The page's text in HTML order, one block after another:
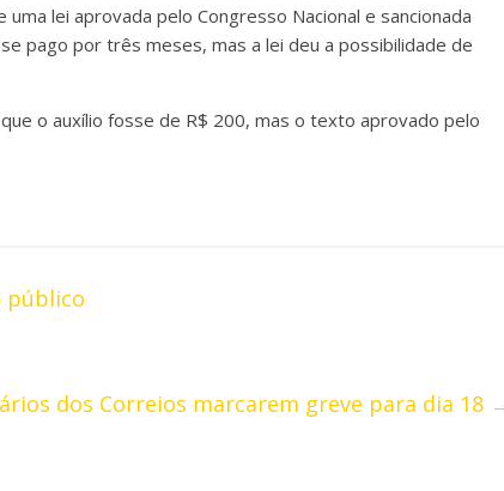
lei aprovada pelo Congresso Nacional e sancionada
pago por três meses, mas a lei deu a possibilidade de
o auxílio fosse de R$ 200, mas o texto aprovado pelo
público
dos Correios marcarem greve para dia 18